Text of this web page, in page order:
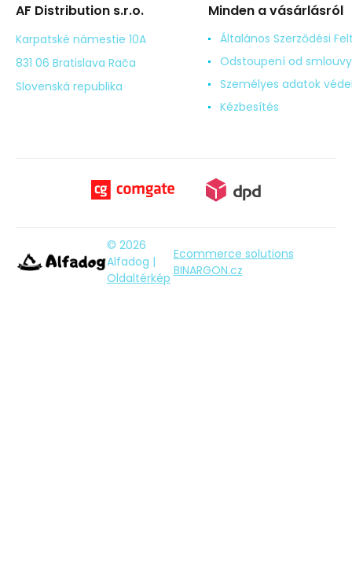
AF Distribution s.r.o.
Karpatské námestie 10A
831 06 Bratislava Rača
Slovenská republika
Minden a vásárlásról
Általános Szerződési
Odstoupení od smlouvy
Személyes adatok
Kézbesítés
© 2026
Alfadog |
Oldaltérkép
Ecommerce solutions
BINARGON.cz